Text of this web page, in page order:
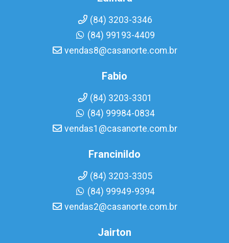
(84) 3203-3346
(84) 99193-4409
vendas8@casanorte.com.br
Fabio
(84) 3203-3301
(84) 99984-0834
vendas1@casanorte.com.br
Francinildo
(84) 3203-3305
(84) 99949-9394
vendas2@casanorte.com.br
Jairton